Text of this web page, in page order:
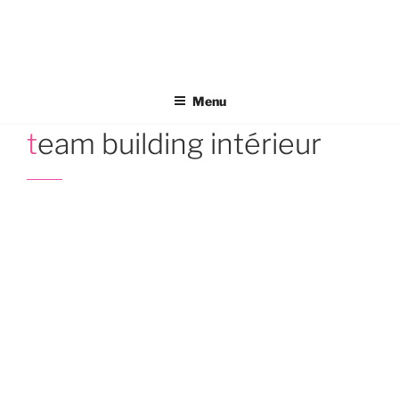
Menu
team building intérieur